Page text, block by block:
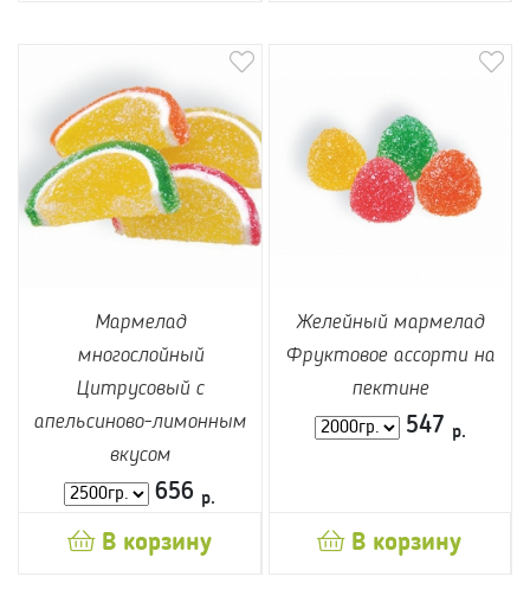
Мармелад
многослойный
Цитрусовый с
апельсиново-лимонным
вкусом
656 р.
В корзину
Желейный мармелад
Фруктовое ассорти на
пектине
547 р.
В корзину